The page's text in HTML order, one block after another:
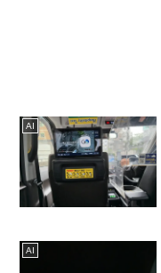
AI
AI